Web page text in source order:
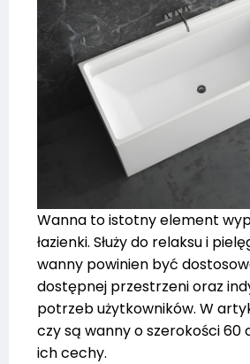
Wanna to istotny element
łazienki. Służy do relaksu i
wanny powinien być
dostępnej przestrzeni oraz
potrzeb użytkowników. W
czy są wanny o szerokości 60
ich cechy.